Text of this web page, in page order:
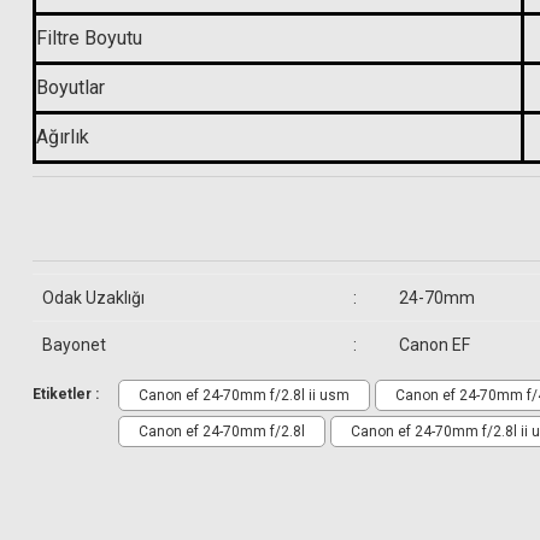
Filtre Boyutu
Boyutlar
Ağırlık
Odak Uzaklığı : 24-70mm
Bayonet : Canon EF
Kutu İçeriği
Canon EF 24-70mm f/2.8L II USM Lens
Etiketler : Canon ef 24-70mm f/2.8l ii usm Canon ef 24-70mm
Canon ef 24-70mm f/2.8l Canon ef 24-70mm f/2.8l ii